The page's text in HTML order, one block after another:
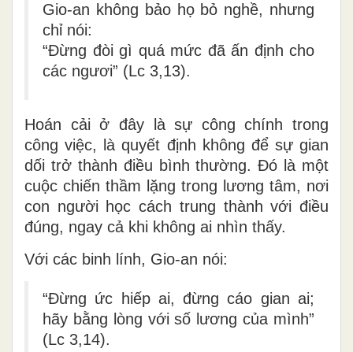
Gio-an không bảo họ bỏ nghề, nhưng
chỉ nói:
“Đừng đòi gì quá mức đã ấn định cho
các ngươi” (Lc 3,13).
Hoán cải ở đây làsự công chính trong
công việc, là quyết định không để sự gian
dối trở thành điều bình thường. Đó là một
cuộc chiến thầm lặng trong lương tâm, nơi
con người học cách trung thành với điều
đúng, ngay cả khi không ai nhìn thấy.
Với các binh lính, Gio-an nói:
“Đừng ức hiếp ai, đừng cáo gian ai;
hãy bằng lòng với số lương của mình”
(Lc 3,14).